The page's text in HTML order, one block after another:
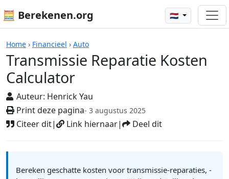
🧮 Berekenen.org 🇳🇱
Home › Financieel › Auto
Transmissie Reparatie Kosten
Calculator
Auteur: Henrick Yau
Print deze pagina- 3 augustus 2025
Citeer dit| Link hiernaar| Deel dit
Rekenmachines
Bereken geschatte kosten voor transmissie-reparaties, -